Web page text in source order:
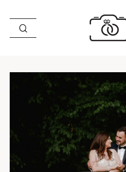
Historie
Oferta
O mnie
Blog